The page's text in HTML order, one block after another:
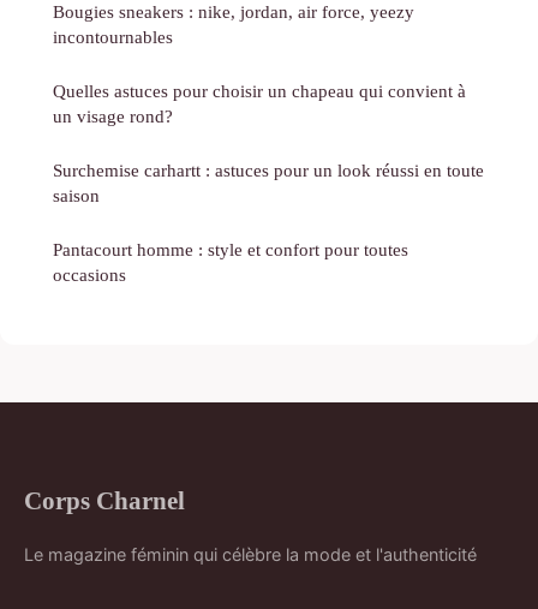
Bougies sneakers : nike, jordan, air force, yeezy
incontournables
Quelles astuces pour choisir un chapeau qui convient à
un visage rond?
Surchemise carhartt : astuces pour un look réussi en toute
saison
Pantacourt homme : style et confort pour toutes
occasions
Corps Charnel
Le magazine féminin qui célèbre la mode et l'authenticité